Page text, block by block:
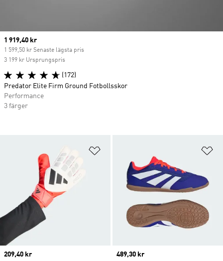
Current price
209,40 kr Current price
489,30 kr
Current price
1 919,40 kr
1 599,50 kr Senaste lägsta pris
3 199 kr Ursprungspris
(172)
Predator Elite Firm Ground Fotbollsskor
Performance
3 färger